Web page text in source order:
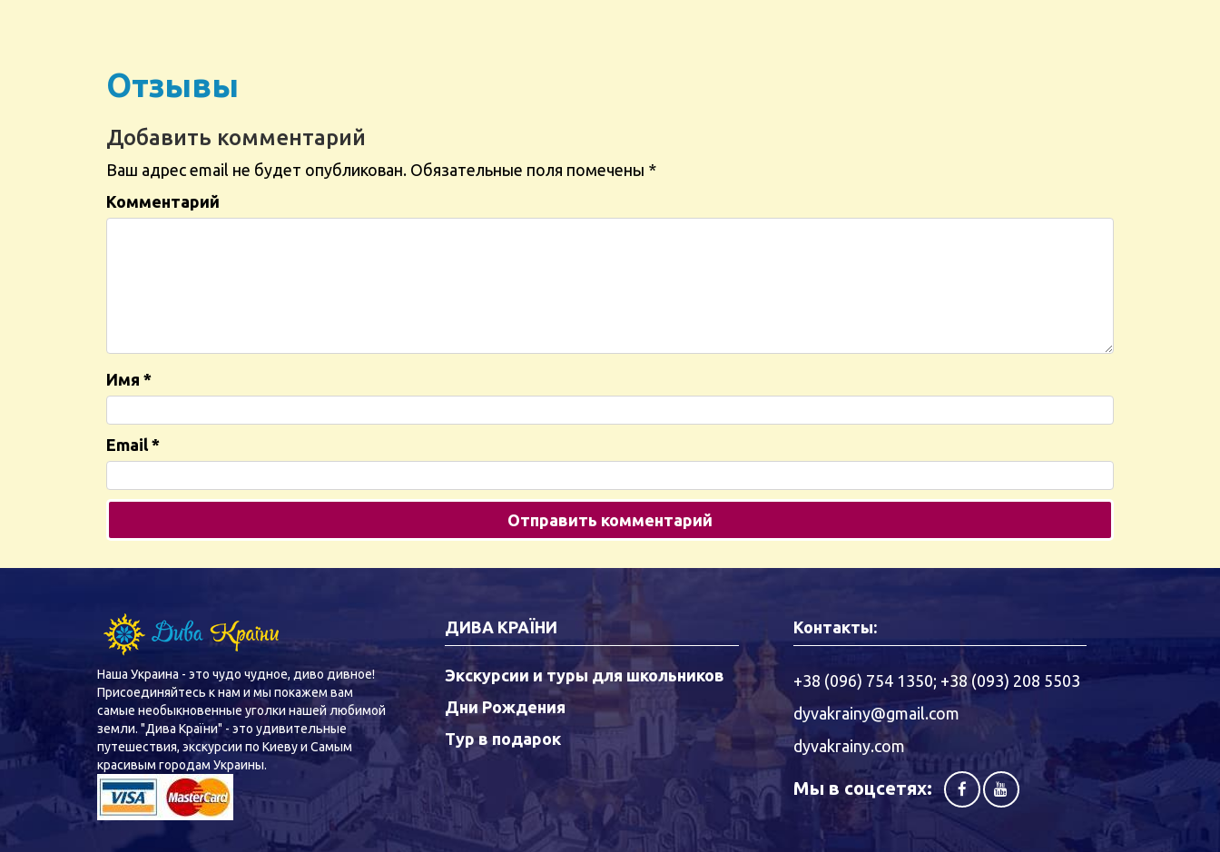
Отзывы
Добавить комментарий
Ваш адрес email не будет опубликован. Обязательные поля помечены *
Комментарий
Имя *
Email *
Наша Украина - это чудо чудное, диво дивное!
Присоединяйтесь к нам и мы покажем вам
самые необыкновенные уголки нашей любимой
земли. "Дива Країни" - это удивительные
путешествия, экскурсии по Киеву и Самым
красивым городам Украины.
ДИВА КРАЇНИ
Экскурсии и туры для школьников
Дни Рождения
Тур в подарок
Контакты:
+38 (096) 754 1350; +38 (093) 208 5503
dyvakrainy@gmail.com
dyvakrainy.com
Мы в соцсетях: